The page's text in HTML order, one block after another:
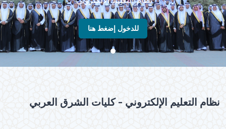
للدخول إضغط هنا
نظام التعليم الإلكتروني - كليات الشرق العربي